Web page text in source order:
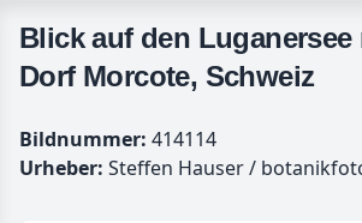
Blick auf den Luganersee
Dorf Morcote, Schweiz
Bildnummer: 414114
Urheber: Steffen Hauser /